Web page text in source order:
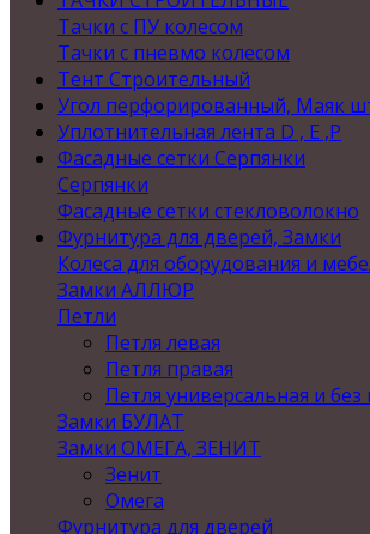
Тачки с ПУ колесом
Тачки с пневмо колесом
Тент Строительный
Угол перфорированный, Маяк
Уплотнительная лента D , Е ,P
Фасадные сетки Серпянки
Серпянки
Фасадные сетки стекловолокно
Фурнитура для дверей, Замки
Колеса для оборудования и
Замки АЛЛЮР
Петли
Петля левая
Петля правая
Петля универсальная и без
Замки БУЛАТ
Замки ОМЕГА, ЗЕНИТ
Зенит
Омега
Фурнитура для дверей